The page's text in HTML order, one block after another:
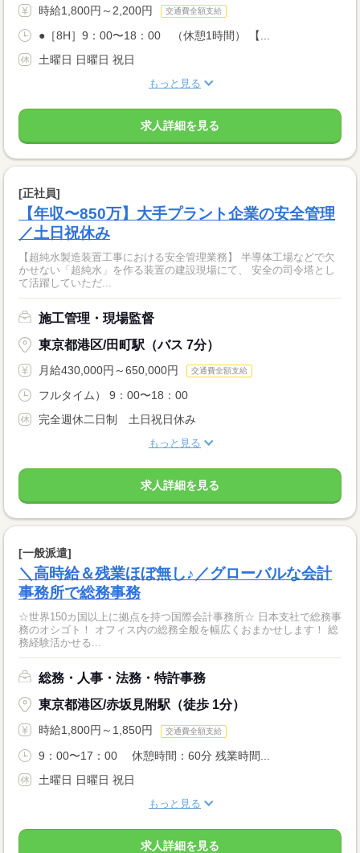
時給1,800円～2,200円 交通費全額支給
●［8H］9：00〜18：00 （休憩1時間） 【...
土曜日 日曜日 祝日
もっと見る
求人詳細を見る
[正社員]
【年収〜850万】大手プラント企業の安全管理
／土日祝休み
【超純水製造装置工事における安全管理業務】 半導体工場などで欠
かせない「超純水」を作る装置の建設現場にて、 安全の司令塔とし
て活躍していただ...
施工管理・現場監督
東京都港区/田町駅（バス 7分）
月給430,000円～650,000円 交通費全額支給
フルタイム） 9：00〜18：00
完全週休二日制 土日祝日休み
もっと見る
求人詳細を見る
[一般派遣]
＼高時給＆残業ほぼ無し♪／グローバルな会計
事務所で総務事務
☆世界150カ国以上に拠点を持つ国際会計事務所☆ 日本支社で総務事
務のオシゴト！ オフィス内の総務全般を幅広くおまかせします！ 総
務経験活かせる...
総務・人事・法務・特許事務
東京都港区/赤坂見附駅（徒歩 1分）
時給1,800円～1,850円 交通費全額支給
9：00〜17：00 休憩時間：60分 残業時間...
土曜日 日曜日 祝日
もっと見る
求人詳細を見る